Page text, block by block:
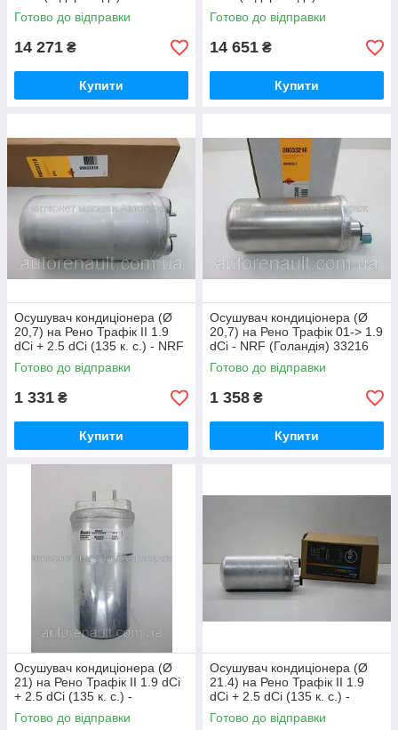
Готово до відправки
14 271 ₴
Купити
Готово до відправки
14 651 ₴
Купити
Осушувач кондиціонера (Ø
20,7) на Рено Трафік II 1.9
dCi + 2.5 dCi (135 к. с.) - NRF
(Нідерланди) 33318
Готово до відправки
1 331 ₴
Купити
Осушувач кондиціонера (Ø
20,7) на Рено Трафік 01-> 1.9
dCi - NRF (Голандія) 33216
Готово до відправки
1 358 ₴
Купити
Осушувач кондиціонера (Ø
21) на Рено Трафік II 1.9 dCi
+ 2.5 dCi (135 к. с.) -
NISSENS (Данія) 95461
Готово до відправки
Осушувач кондиціонера (Ø
21.4) на Рено Трафік II 1.9
dCi + 2.5 dCi (135 к. с.) -
THERMOTEC KTT120088
Готово до відправки